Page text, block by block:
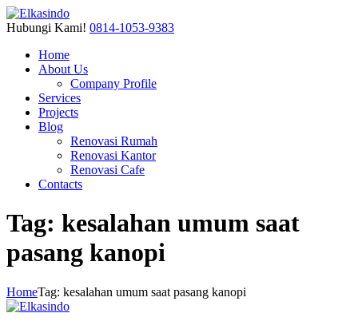
Hubungi Kami! 0814-1053-9383
Home
About Us
Company Profile
Services
Projects
Blog
Renovasi Rumah
Renovasi Kantor
Renovasi Cafe
Contacts
Tag: kesalahan umum saat
pasang kanopi
HomeTag: kesalahan umum saat pasang kanopi